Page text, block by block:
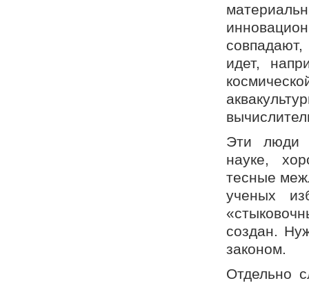
идет,
Эти люди
науке,
тесные
ученых
создан.
законом.
Отдельно